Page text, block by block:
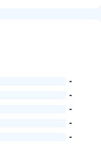
-
-
-
-
-